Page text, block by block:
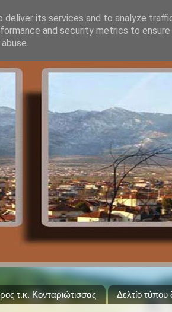
τ.κ. Κονταριώτισσας Δελτίο
its services and to analyze
and security metrics to